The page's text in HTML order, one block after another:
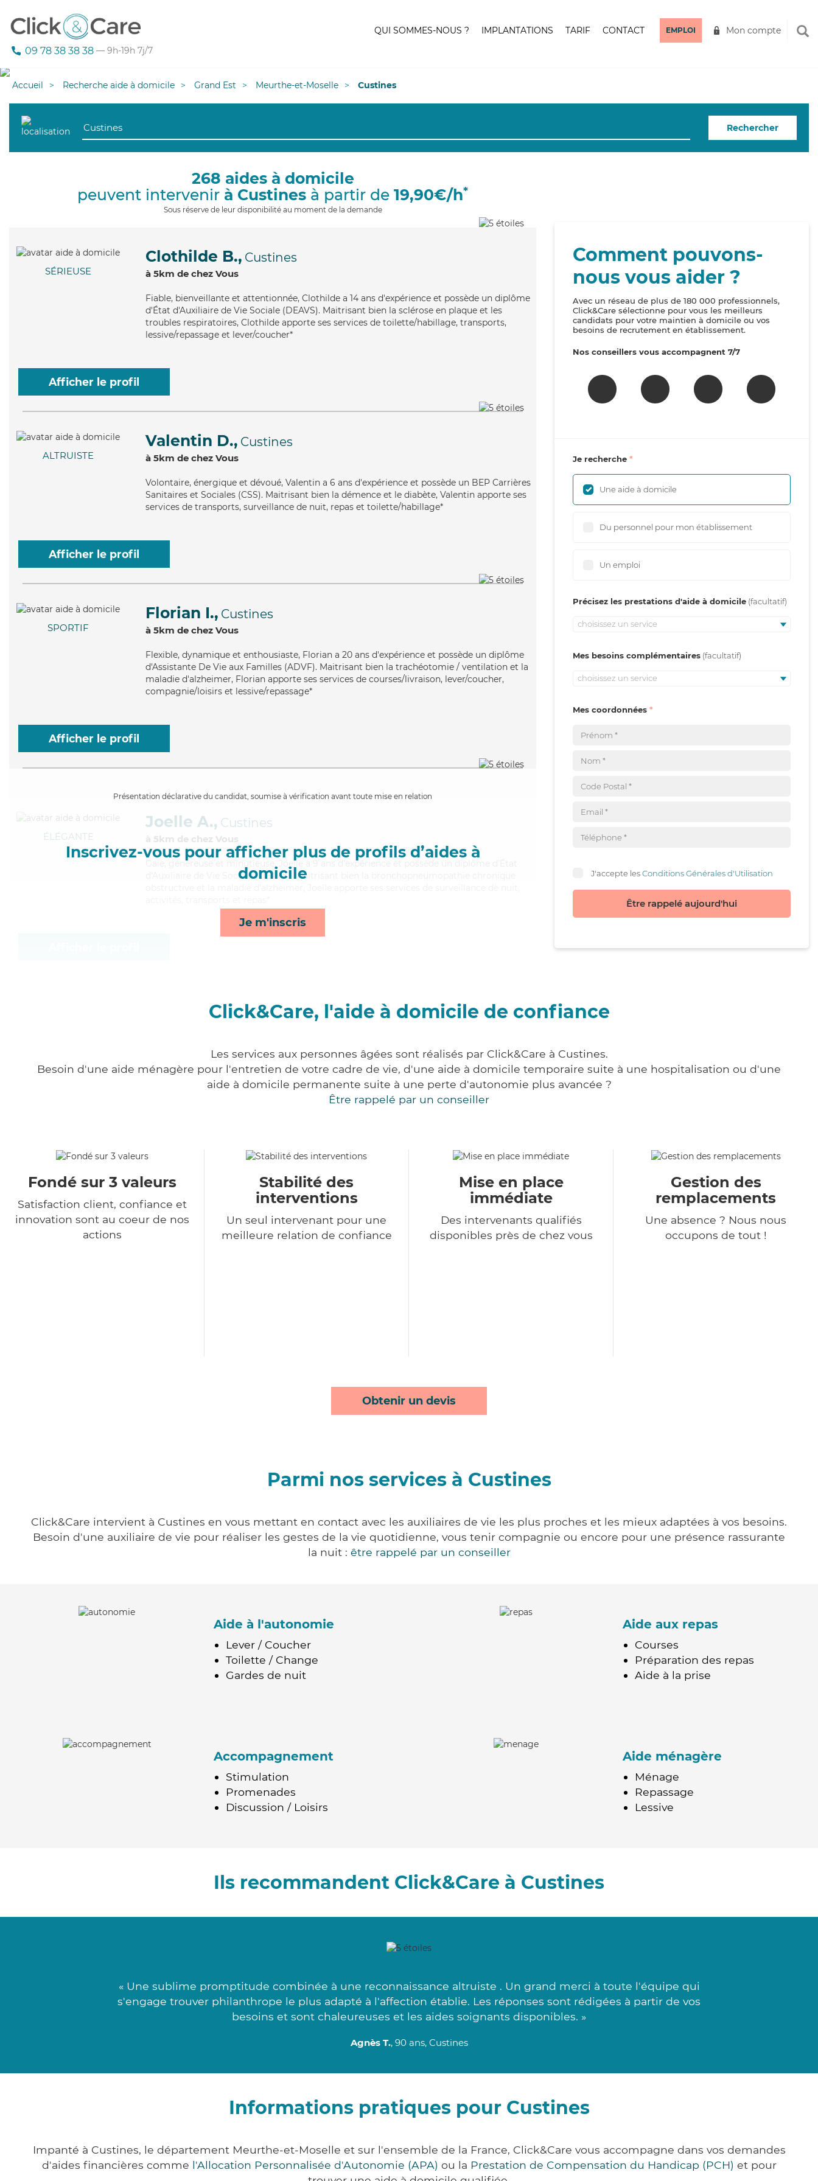
09 78 38 38 38 — 9h-19h 7j/7
QUI SOMMES-NOUS ? IMPLANTATIONS TARIF CONTACT EMPLOI Mon compte
Accueil Recherche aide à domicile Grand Est Meurthe-et-Moselle Custines
Rechercher
268 aides à domicile
peuvent intervenir à Custines à partir de 19,90€/h*
Sous réserve de leur disponibilité au moment de la demande
SÉRIEUSE
Clothilde B., Custines
à 5km de chez Vous
Fiable, bienveillante et attentionnée, Clothilde a 14 ans d'expérience et possède un diplôme
d'État d'Auxiliaire de Vie Sociale (DEAVS). Maitrisant bien la sclérose en plaque et les
troubles respiratoires, Clothilde apporte ses services de toilette/habillage, transports,
lessive/repassage et lever/coucher*
Afficher le profil
ALTRUISTE
Valentin D., Custines
à 5km de chez Vous
Volontaire, énergique et dévoué, Valentin a 6 ans d'expérience et possède un BEP Carrières
Sanitaires et Sociales (CSS). Maitrisant bien la démence et le diabète, Valentin apporte ses
services de transports, surveillance de nuit, repas et toilette/habillage*
Afficher le profil
SPORTIF
Florian I., Custines
à 5km de chez Vous
Flexible, dynamique et enthousiaste, Florian a 20 ans d'expérience et possède un diplôme
d'Assistante De Vie aux Familles (ADVF). Maitrisant bien la trachéotomie / ventilation et la
maladie d'alzheimer, Florian apporte ses services de courses/livraison, lever/coucher,
compagnie/loisirs et lessive/repassage*
Afficher le profil
Présentation déclarative du candidat, soumise à vérification avant toute mise en relation
Inscrivez-vous pour afficher plus de profils d’aides à
domicile
Je m'inscris
ÉLÉGANTE
Joelle A., Custines
à 5km de chez Vous
, généreuse et minutieuse, Joelle a 9 ans d'expérience et possède un diplôme d'État
d'Auxiliaire de Vie Sociale (DEAVS). Maitrisant bien la bronchopneumopathie chronique
Comment pouvons-
nous vous aider ?
Avec un réseau de plus de 180 000 professionnels,
Click&Care sélectionne pour vous les meilleurs
candidats pour votre maintien à domicile ou vos
besoins de recrutement en établissement.
Nos conseillers vous accompagnent 7/7
Je recherche
Une aide à domicile
Du personnel pour mon établissement
Un emploi
Précisez les prestations d'aide à domicile
choisissez un service
Mes besoins complémentaires
choisissez un service
Mes coordonnées
J'accepte lesConditions Générales d'Utilisation
Être rappelé aujourd'hui
Click&Care, l'aide à domicile de confiance
Les services aux personnes âgées sont réalisés par Click&Care à Custines.
Besoin d'une aide ménagère pour l'entretien de votre cadre de vie, d'une aide à domicile temporaire suite à une hospitalisation ou d'une
aide à domicile permanente suite à une perte d'autonomie plus avancée ?
Être rappelé par un conseiller
Fondé sur 3 valeurs
Satisfaction client, confiance et
innovation sont au coeur de nos
actions
Stabilité des
interventions
Un seul intervenant pour une
meilleure relation de confiance
Mise en place
immédiate
Des intervenants qualifiés
disponibles près de chez vous
Gestion des
remplacements
Une absence ? Nous nous
occupons de tout !
Obtenir un devis
Parmi nos services à Custines
Click&Care intervient à Custines en vous mettant en contact avec les auxiliaires de vie les plus proches et les mieux adaptées à vos besoins.
Besoin d'une auxiliaire de vie pour réaliser les gestes de la vie quotidienne, vous tenir compagnie ou encore pour une présence rassurante
la nuit : être rappelé par un conseiller
Aide à l'autonomie
Lever / Coucher
Toilette / Change
Gardes de nuit
Aide aux repas
Courses
Préparation des repas
Aide à la prise
Accompagnement
Stimulation
Promenades
Discussion / Loisirs
Aide ménagère
Ménage
Repassage
Lessive
Ils recommandent Click&Care à Custines
« Une sublime promptitude combinée à une reconnaissance altruiste . Un grand merci à toute l'équipe qui
s'engage trouver philanthrope le plus adapté à l'affection établie. Les réponses sont rédigées à partir de vos
besoins et sont chaleureuses et les aides soignants disponibles. »
Agnès T., 90 ans, Custines
Informations pratiques pour Custines
Impanté à Custines, le département Meurthe-et-Moselle et sur l'ensemble de la France, Click&Care vous accompagne dans vos demandes
d'aides financières comme l'Allocation Personnalisée d'Autonomie (APA) ou la Prestation de Compensation du Handicap (PCH) et pour